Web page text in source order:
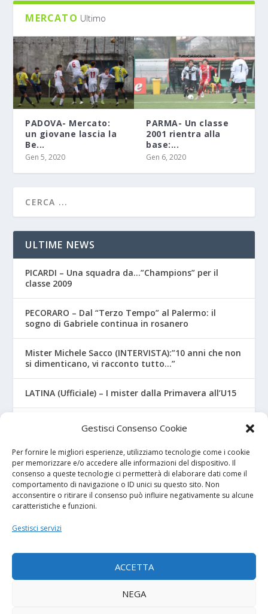
Gestisci Consenso Cookie
Per fornire le migliori esperienze, utilizziamo tecnologie come i cookie
per memorizzare e/o accedere alle informazioni del dispositivo. Il
consenso a queste tecnologie ci permetterà di elaborare dati come il
comportamento di navigazione o ID unici su questo sito. Non
acconsentire o ritirare il consenso può influire negativamente su alcune
caratteristiche e funzioni.
Gestisci servizi
ACCETTA
NEGA
MERCATO Ultimo
PADOVA- Mercato:
un giovane lascia la
Be...
Gen 5, 2020
PARMA- Un classe
2001 rientra alla
base:...
Gen 6, 2020
ULTIME NEWS
PICARDI – Una squadra da…”Champions” per il
classe 2009
PECORARO – Dal “Terzo Tempo” al Palermo: il
sogno di Gabriele continua in rosanero
Mister Michele Sacco (INTERVISTA):”10 anni che non
si dimenticano, vi racconto tutto…”
LATINA (Ufficiale) – I mister dalla Primavera all’U15
CROTONE – Primavera/Under 17, novità sui nuovi
I NOSTRI SPONSOR
Calcio Panchina
Diretta.it